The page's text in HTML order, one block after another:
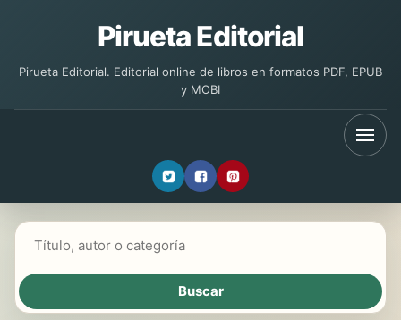
Pirueta Editorial
Pirueta Editorial. Editorial online de libros en formatos PDF, EPUB
y MOBI